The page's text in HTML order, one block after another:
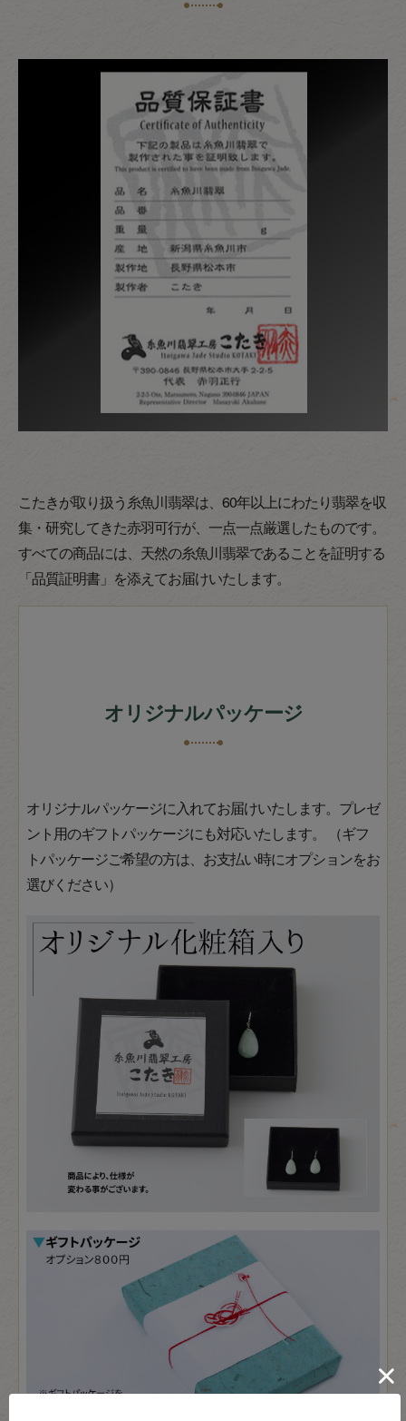
こたきが取り扱う糸魚川翡翠は、60年以上にわたり翡翠を収
集・研究してきた赤羽可行が、一点一点厳選したものです。
すべての商品には、天然の糸魚川翡翠であることを証明する
「品質証明書」を添えてお届けいたします。
オリジナルパッケージ
オリジナルパッケージに入れてお届けいたします。プレゼ
ント用のギフトパッケージにも対応いたします。 （ギフ
トパッケージご希望の方は、お支払い時にオプションをお
選びください）